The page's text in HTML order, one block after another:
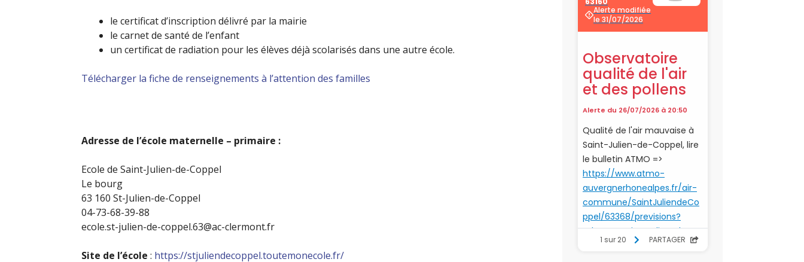
le certificat d’inscription délivré par la mairie
le carnet de santé de l’enfant
un certificat de radiation pour les élèves déjà scolarisés dans une autre école.
Télécharger la fiche de renseignements à l’attention des familles
Adresse de l’école maternelle – primaire :
Ecole de Saint-Julien-de-Coppel
Le bourg
63 160 St-Julien-de-Coppel
04-73-68-39-88
ecole.st-julien-de-coppel.63@ac-clermont.fr
Site de l’école : https://stjuliendecoppel.toutemonecole.fr/